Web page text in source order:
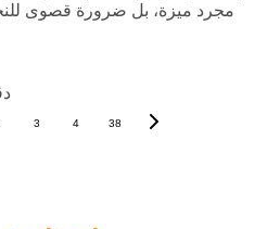
مجرد ميزة، بل ضرورة قصوى
1
3 4 38